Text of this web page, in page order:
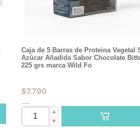
Caja de 5 Barras de Proteina Vegetal
Azúcar Añadida Sabor Chocolate
225 grs marca Wild Fo
$7.790
▲
▼